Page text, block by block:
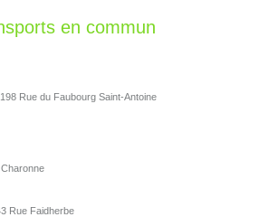
en commun
Rue du Faubourg Saint-Antoine
Rue Faidherbe